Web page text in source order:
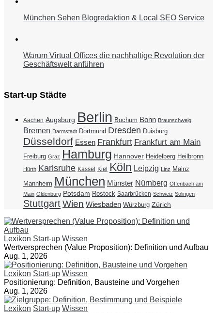
München Sehen Blogredaktion & Local SEO Service
Warum Virtual Offices die nachhaltige Revolution der
Geschäftswelt anführen
Start-up Städte
Aachen Augsburg Berlin Bochum Bonn Braunschweig
Bremen Darmstadt Dortmund Dresden Duisburg
Düsseldorf Essen Frankfurt Frankfurt am Main
Freiburg Graz Hamburg Hannover Heidelberg Heilbronn
Hürth Karlsruhe Kassel Kiel Köln Leipzig Linz Mainz
Mannheim München Münster Nürnberg Offenbach am
Main Oldenburg Potsdam Rostock Saarbrücken Schweiz Solingen
StuttgartWien Wiesbaden Würzburg Zürich
Lexikon Start-up Wissen
Wertversprechen (Value Proposition): Definition und Aufbau
Aug. 1, 2026
Lexikon Start-up Wissen
Positionierung: Definition, Bausteine und Vorgehen
Aug. 1, 2026
Lexikon Start-up Wissen